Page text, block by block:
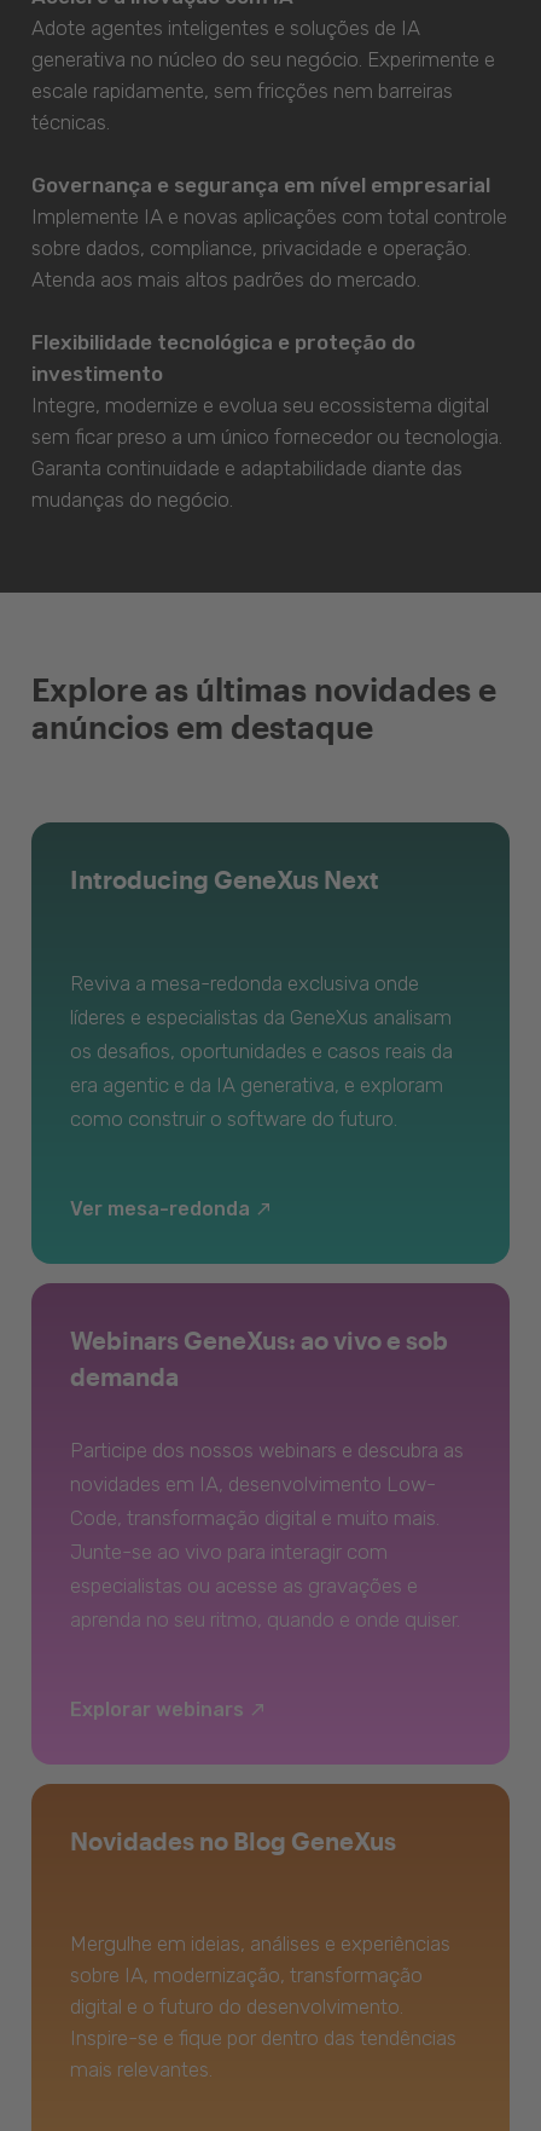
Adote agentes inteligentes e soluções de IA
generativa no núcleo do seu negócio. Experimente e
escale rapidamente, sem fricções nem barreiras
técnicas.
Governança e segurança em nível empresarial
Implemente IA e novas aplicações com total controle
sobre dados, compliance, privacidade e operação.
Atenda aos mais altos padrões do mercado.
Flexibilidade tecnológica e proteção do
investimento
Integre, modernize e evolua seu ecossistema digital
sem ficar preso a um único fornecedor ou tecnologia.
Garanta continuidade e adaptabilidade diante das
mudanças do negócio.
Explore as últimas novidades e
anúncios em destaque
Introducing GeneXus Next
Reviva a mesa-redonda exclusiva onde
líderes e especialistas da GeneXus analisam
os desafios, oportunidades e casos reais da
era agentic e da IA generativa, e exploram
como construir o software do futuro.
Ver mesa-redonda
Webinars GeneXus: ao vivo e sob
demanda
Participe dos nossos webinars e descubra as
novidades em IA, desenvolvimento Low-
Code, transformação digital e muito mais.
Junte-se ao vivo para interagir com
especialistas ou acesse as gravações e
aprenda no seu ritmo, quando e onde quiser.
Explorar webinars
Novidades no Blog GeneXus
Mergulhe em ideias, análises e experiências
sobre IA, modernização, transformação
digital e o futuro do desenvolvimento.
Inspire-se e fique por dentro das tendências
mais relevantes.